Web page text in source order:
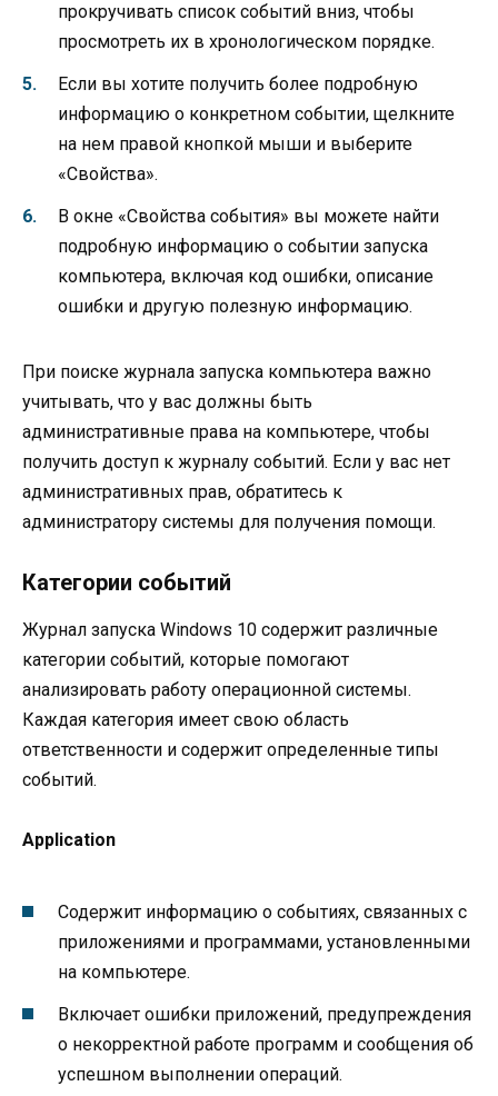
прокручивать список событий вниз, чтобы
просмотреть их в хронологическом порядке.
Если вы хотите получить более подробную
информацию о конкретном событии, щелкните
на нем правой кнопкой мыши и выберите
«Свойства».
В окне «Свойства события» вы можете найти
подробную информацию о событии запуска
компьютера, включая код ошибки, описание
ошибки и другую полезную информацию.
При поиске журнала запуска компьютера важно
учитывать, что у вас должны быть
административные права на компьютере, чтобы
получить доступ к журналу событий. Если у вас нет
административных прав, обратитесь к
администратору системы для получения помощи.
Категории событий
Журнал запуска Windows 10 содержит различные
категории событий, которые помогают
анализировать работу операционной системы.
Каждая категория имеет свою область
ответственности и содержит определенные типы
событий.
Application
Содержит информацию о событиях, связанных с
приложениями и программами, установленными
на компьютере.
Включает ошибки приложений, предупреждения
о некорректной работе программ и сообщения об
успешном выполнении операций.